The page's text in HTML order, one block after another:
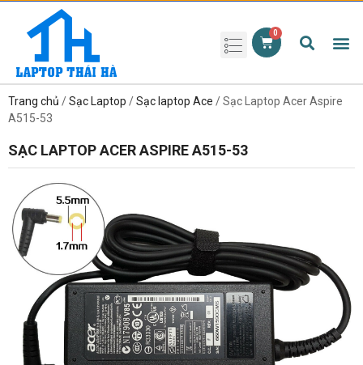
Trang chủ /Sạc Laptop /Sạc laptop Ace / Sạc Laptop Acer Aspire
A515-53
SẠC LAPTOP ACER ASPIRE A515-53